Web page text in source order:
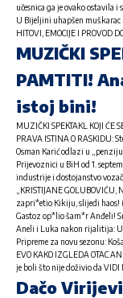
učesnica ga je ovako ostavila i
U Bijeljini uhapšen
HITOVI, EMOCIJE I PROVOD
MUZIČKI
PAMTITI!
istoj bini!
MUZIČKI SPEKTAKL KOJI
PRAVA ISTINA O RASKIDU:
Osman Karić odlazi u
Prijevoznici u BiH od 1.
industrije i dostojanstvo
„KRISTIJANE
zapri*etio Kikiju, slijedi haos!
Gastoz op*lio šam*r Anđeli!
Aneli i Luka nakon rijalitija:
Pripreme za novu sezonu:
EVO KAKO IZGLEDA OTAC
je boli što nije doživio da VIDI
Dačo